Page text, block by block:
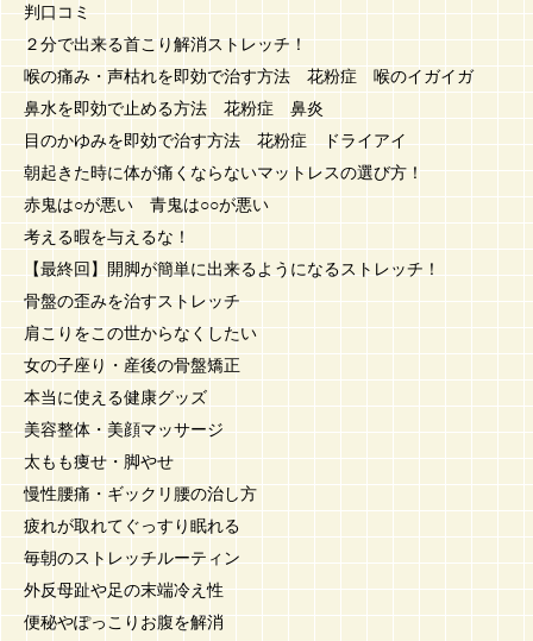
判口コミ
２分で出来る首こり解消ストレッチ！
喉の痛み・声枯れを即効で治す方法 花粉症 喉のイガイガ
鼻水を即効で止める方法 花粉症 鼻炎
目のかゆみを即効で治す方法 花粉症 ドライアイ
朝起きた時に体が痛くならないマットレスの選び方！
赤鬼は○が悪い 青鬼は○○が悪い
考える暇を与えるな！
【最終回】開脚が簡単に出来るようになるストレッチ！
骨盤の歪みを治すストレッチ
肩こりをこの世からなくしたい
女の子座り・産後の骨盤矯正
本当に使える健康グッズ
美容整体・美顔マッサージ
太もも痩せ・脚やせ
慢性腰痛・ギックリ腰の治し方
疲れが取れてぐっすり眠れる
毎朝のストレッチルーティン
外反母趾や足の末端冷え性
便秘やぽっこりお腹を解消